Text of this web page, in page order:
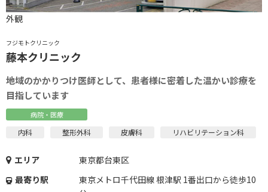
フジモトクリニック
藤本クリニック
地域のかかりつけ医師として、患者様に密着した温かい診療を
目指しています
病院・医療
内科 整形外科 皮膚科 リハビリテーション科
エリア
東京都台東区
最寄り駅
東京メトロ千代田線 根津駅 1番出口から徒歩10
外観